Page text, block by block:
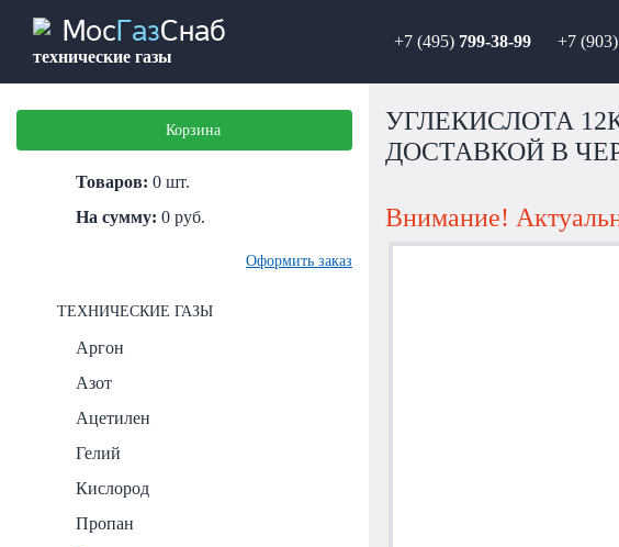
Мос ГазСнаб
технические газы
+7 (495) 799-38-99 +7 (903)
Корзина
Товаров: 0 шт.
На сумму: 0 руб.
Оформить заказ
ТЕХНИЧЕСКИЕ ГАЗЫ
Аргон
Азот
Ацетилен
Гелий
Кислород
Пропан
УГЛЕКИСЛОТА
ДОСТАВКОЙ В
Внимание!